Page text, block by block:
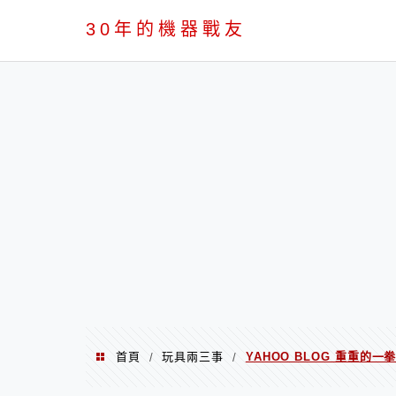
30年的機器戰友
首頁 / 玩具兩三事 / YAHOO BLOG 重重的一拳